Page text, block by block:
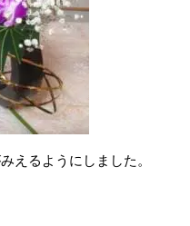
えるようにしました。